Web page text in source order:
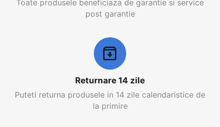
Toate produsele beneficiaza de garantie si service
post garantie
Returnare 14 zile
Puteti returna produsele in 14 zile calendaristice de
la primire